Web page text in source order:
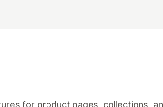
for product pages, collections,